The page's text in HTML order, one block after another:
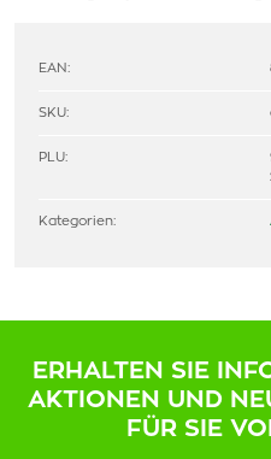
EAN:
SKU:
PLU:
Kategorien:
ERHALTEN SIE
AKTIONEN UND
FÜR SIE